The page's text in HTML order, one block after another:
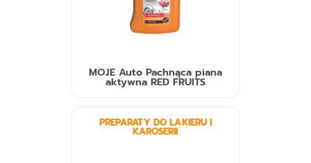
MOJE Auto Pachnąca piana
aktywna RED FRUITS
PREPARATY DO LAKIERU I
KAROSERII